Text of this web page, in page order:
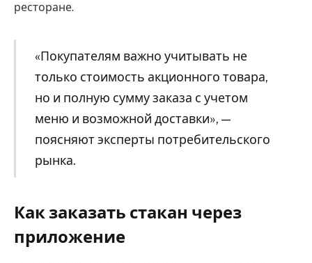
ресторане.
«Покупателям важно учитывать не
только стоимость акционного товара,
но и полную сумму заказа с учетом
меню и возможной доставки», —
поясняют эксперты потребительского
рынка.
Как заказать стакан через
приложение